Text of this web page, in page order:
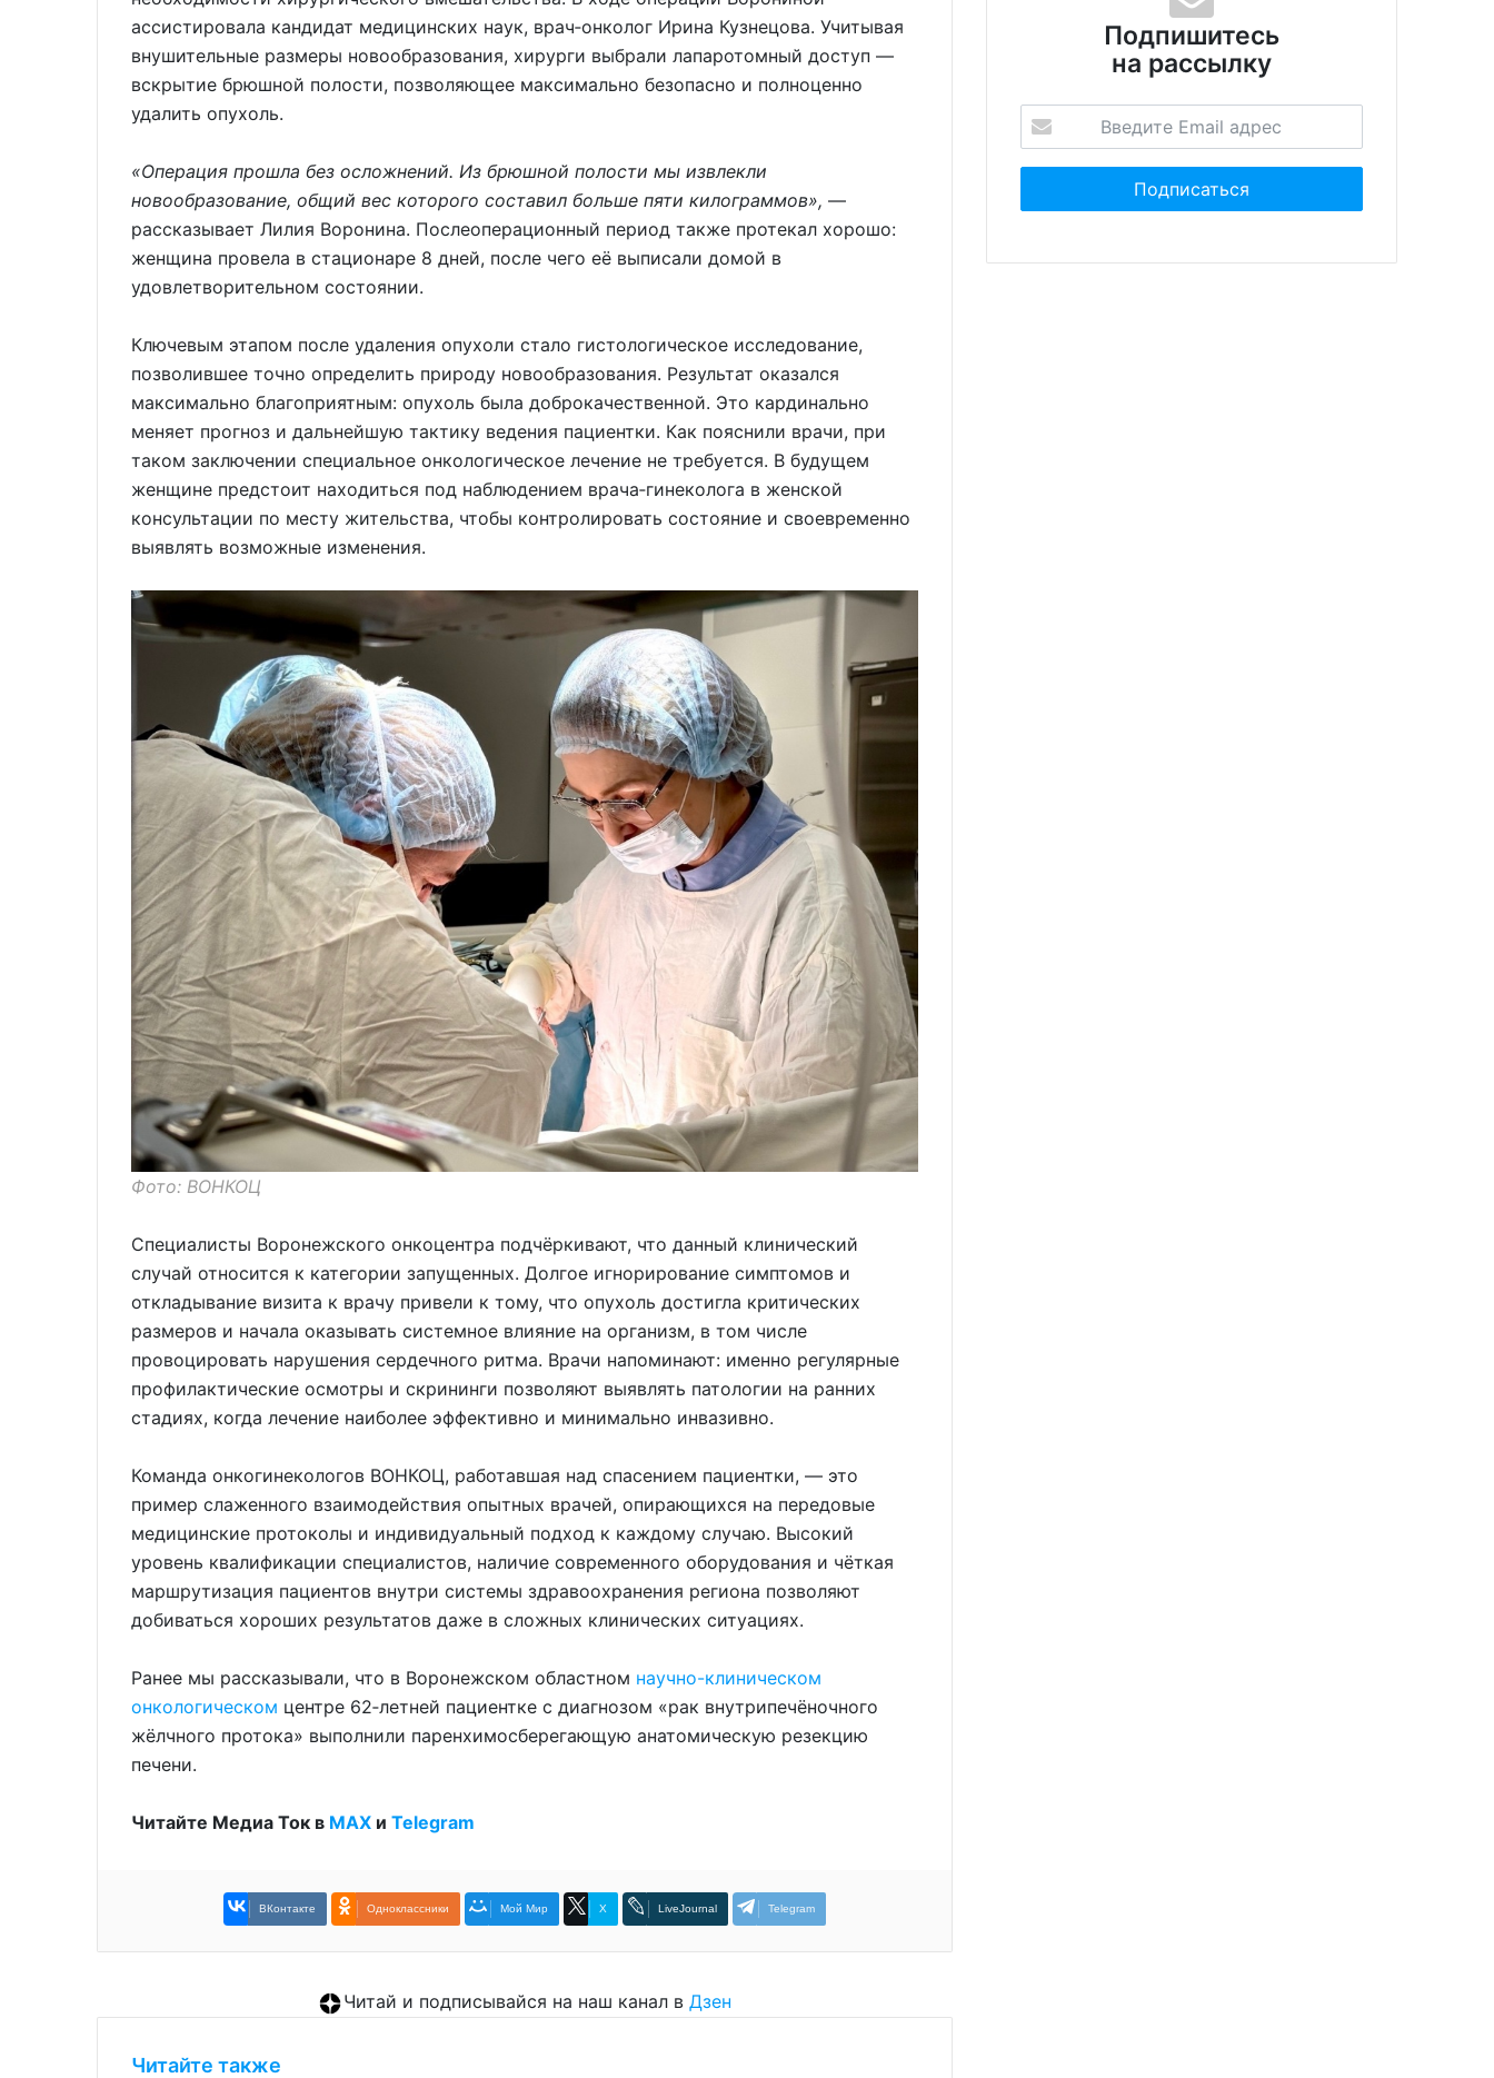
ассистировала кандидат медицинских наук, врач‑онколог Ирина Кузнецова. Учитывая
внушительные размеры новообразования, хирурги выбрали лапаротомный доступ —
вскрытие брюшной полости, позволяющее максимально безопасно и полноценно
удалить опухоль.
«Операция прошла без осложнений. Из брюшной полости мы извлекли
новообразование, общий вес которого составил больше пяти килограммов», —
рассказывает Лилия Воронина. Послеоперационный период также протекал хорошо:
женщина провела в стационаре 8 дней, после чего её выписали домой в
удовлетворительном состоянии.
Ключевым этапом после удаления опухоли стало гистологическое исследование,
позволившее точно определить природу новообразования. Результат оказался
максимально благоприятным: опухоль была доброкачественной. Это кардинально
меняет прогноз и дальнейшую тактику ведения пациентки. Как пояснили врачи, при
таком заключении специальное онкологическое лечение не требуется. В будущем
женщине предстоит находиться под наблюдением врача‑гинеколога в женской
консультации по месту жительства, чтобы контролировать состояние и своевременно
выявлять возможные изменения.
Фото: ВОНКОЦ
Специалисты Воронежского онкоцентра подчёркивают, что данный клинический
случай относится к категории запущенных. Долгое игнорирование симптомов и
откладывание визита к врачу привели к тому, что опухоль достигла критических
размеров и начала оказывать системное влияние на организм, в том числе
провоцировать нарушения сердечного ритма. Врачи напоминают: именно регулярные
профилактические осмотры и скрининги позволяют выявлять патологии на ранних
стадиях, когда лечение наиболее эффективно и минимально инвазивно.
Команда онкогинекологов ВОНКОЦ, работавшая над спасением пациентки, — это
пример слаженного взаимодействия опытных врачей, опирающихся на передовые
медицинские протоколы и индивидуальный подход к каждому случаю. Высокий
уровень квалификации специалистов, наличие современного оборудования и чёткая
маршрутизация пациентов внутри системы здравоохранения региона позволяют
добиваться хороших результатов даже в сложных клинических ситуациях.
Ранее мы рассказывали, что в Воронежском областном научно-клиническом
онкологическом центре 62‑летней пациентке с диагнозом «рак внутрипечёночного
жёлчного протока» выполнили паренхимосберегающую анатомическую резекцию
печени.
Читайте Медиа Ток в МАХ и Telegram
ВКонтакте Одноклассники Мой Мир X LiveJournal Telegram
Читай и подписывайся на наш канал в Дзен
Читайте также
Подпишитесь
на рассылку